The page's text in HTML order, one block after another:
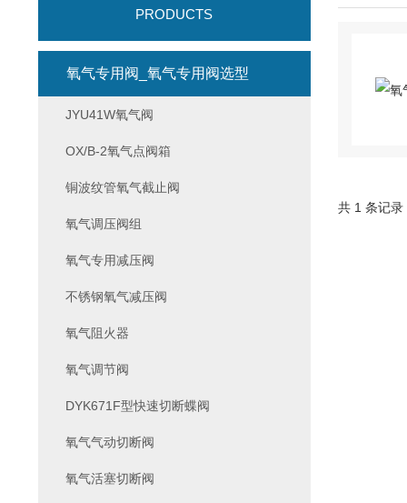
共 1 条记
PRODUCTS
氧气专用阀_氧气专用阀选型
JYU41W氧气阀
OX/B-2氧气点阀箱
铜波纹管氧气截止阀
氧气调压阀组
氧气专用减压阀
不锈钢氧气减压阀
氧气阻火器
氧气调节阀
DYK671F型快速切断蝶阀
氧气气动切断阀
氧气活塞切断阀